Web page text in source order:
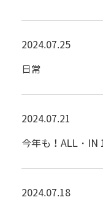
2024.07.25
日常
2024.07.21
今年も！ALL・IN
2024.07.18